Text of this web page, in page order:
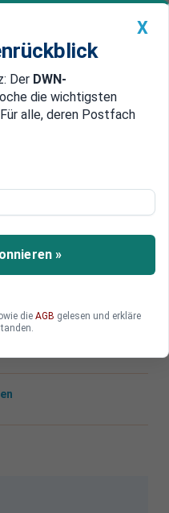
Geldanlage Premium
China
klagt gegen
Anliegen und
X
Der DWN-
die wichtigsten
alle, deren Postfach
»
die AGB gelesen und erkläre